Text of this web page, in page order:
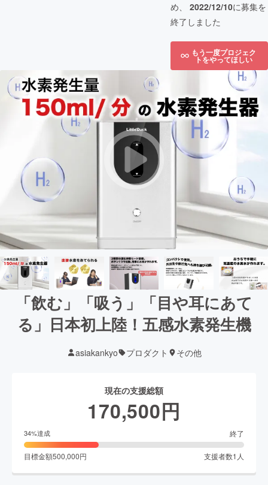
め、 2022/12/10に募集を
終了しました
もう一度プロジェク
トをやってほしい
「飲む」「吸う」「目や耳にあて
る」日本初上陸！五感水素発生機
asiakankyo プロダクト その他
現在の支援総額
170,500円
34%達成 終了
目標金額500,000円 支援者数1 人